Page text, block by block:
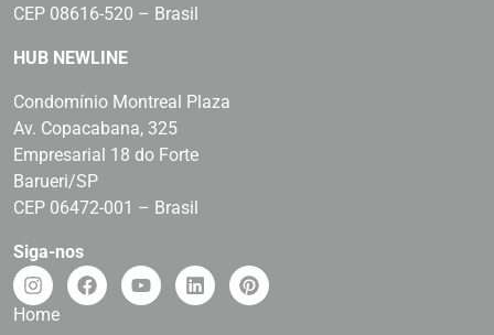
CEP 08616-520 – Brasil
HUB NEWLINE
Condomínio Montreal Plaza
Av. Copacabana, 325
Empresarial 18 do Forte
Barueri/SP
CEP 06472-001 – Brasil
Siga-nos
Home